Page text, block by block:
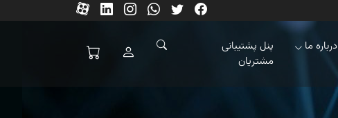
درباره ما
پنل پشتیبانی
مشتریان